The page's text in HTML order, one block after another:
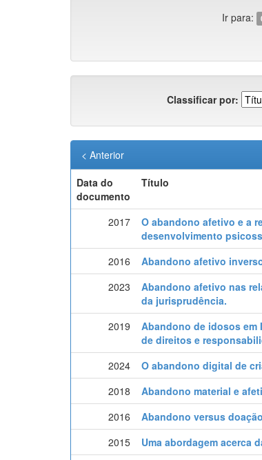
Ir para:
Classificar por:
< Anterior
Data do
documento
Título
2017
O abandono afetivo e a
desenvolvimento
2016 Abandono afetivo
2023
Abandono afetivo nas
da jurisprudência.
2019
Abandono de idosos em
de direitos e
2024 O abandono digital de
2018
Abandono material e
2016
Abandono versus
2015
Uma abordagem acerca